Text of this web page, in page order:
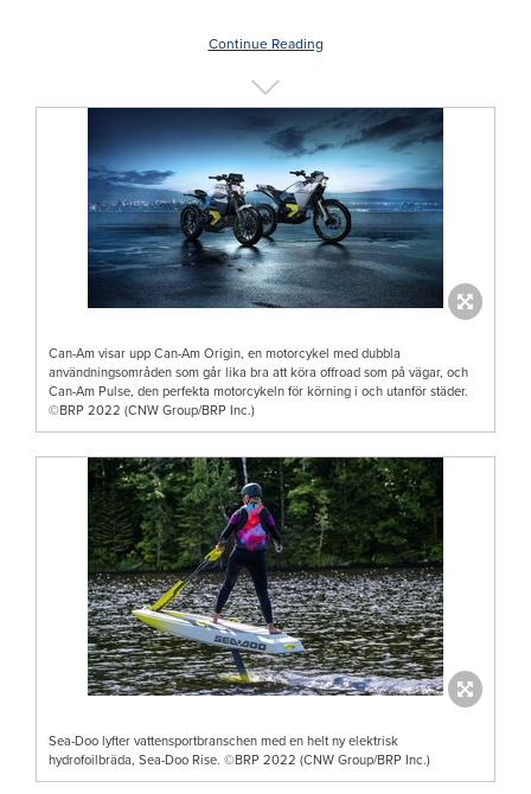
Continue Reading
Can-Am visar upp Can-Am Origin, en motorcykel med dubbla
användningsområden som går lika bra att köra offroad som på vägar, och
Can-Am Pulse, den perfekta motorcykeln för körning i och utanför städer.
©BRP 2022 (CNW Group/BRP Inc.)
Sea-Doo lyfter vattensportbranschen med en helt ny elektrisk
hydrofoilbräda, Sea-Doo Rise. ©BRP 2022 (CNW Group/BRP Inc.)